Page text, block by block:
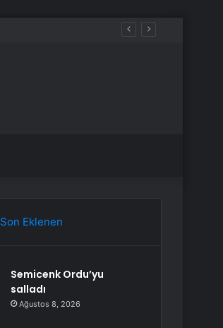
Son Eklenen
Semicenk Ordu’yu
salladı
Ağustos 8, 2026